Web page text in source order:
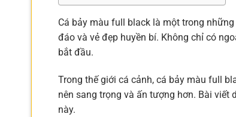
Cá bảy màu full black là một trong
đáo và vẻ đẹp huyền bí. Không chỉ có
bắt đầu.
Trong thế giới cá cảnh, cá bảy màu full
nên sang trọng và ấn tượng hơn. Bài viết
này.